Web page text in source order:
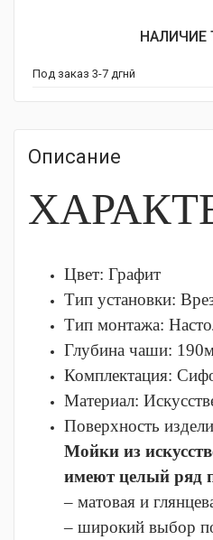
НАЛИЧИЕ
Под заказ 3-7 дгнй
Описание
Цвет: Графит
Тип установки:
Тип монтажа:
Глубина чаши:
Комплектация:
Материал:
Поверхность
Мойки из
имеют целый ряд
– матовая и
– широкий выбор